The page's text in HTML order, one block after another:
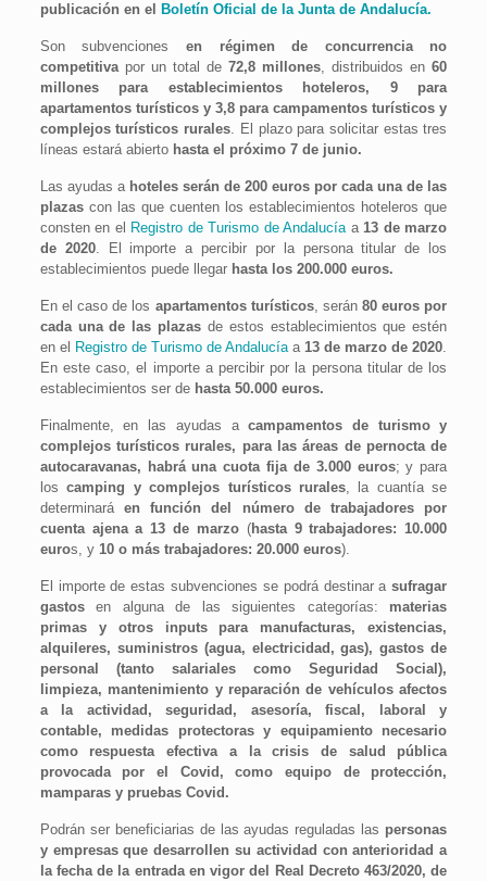
publicación en el
Boletín Oficial de la Junta de Andalucía.
Son subvenciones en régimen de concurrencia no
competitivapor un total de72,8 millones, distribuidos en 60
millones para establecimientos hoteleros, 9 para
apartamentos turísticos y 3,8 para campamentos turísticos y
complejos turísticos rurales. El plazo para solicitar estas tres
líneas estará abiertohasta el próximo 7 de junio.
Las ayudas a hoteles serán de 200 euros por cada una de las
plazascon las que cuenten los establecimientos hoteleros que
consten en el Registro de Turismo de Andalucíaa13 de marzo
de 2020. El importe a percibir por la persona titular de los
establecimientos puede llegar hasta los 200.000 euros.
En el caso de los apartamentos turísticos, serán 80 euros por
cada una de las plazas de estos establecimientos que estén
en el Registro de Turismo de Andalucíaa13 de marzo de 2020.
En este caso, el importe a percibir por la persona titular de los
establecimientos ser dehasta 50.000 euros.
Finalmente, en las ayudas acampamentos de turismo y
complejos turísticos rurales, para las áreas de pernocta de
autocaravanas, habrá una cuota fija de 3.000 euros; y para
loscamping y complejos turísticos rurales, la cuantía se
determinaráen función del número de trabajadores por
cuenta ajena a 13 de marzo(hasta 9 trabajadores: 10.000
euros, y10 o más trabajadores: 20.000 euros).
El importe de estas subvenciones se podrá destinar asufragar
gastosen alguna de las siguientes categorías: materias
primas y otros inputs para manufacturas, existencias,
alquileres, suministros (agua, electricidad, gas), gastos de
personal (tanto salariales como Seguridad Social),
limpieza, mantenimiento y reparación de vehículos afectos
a la actividad, seguridad, asesoría, fiscal, laboral y
contable, medidas protectoras y equipamiento necesario
como respuesta efectiva a la crisis de salud pública
provocada por el Covid, como equipo de protección,
mamparas y pruebas Covid.
Podrán ser beneficiarias de las ayudas reguladas las personas
y empresas que desarrollen su actividad con anterioridad a
la fecha de la entrada en vigor del Real Decreto 463/2020, de